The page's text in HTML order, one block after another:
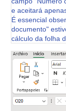
e aceitará
É essencial
documento"
cálculo da folha